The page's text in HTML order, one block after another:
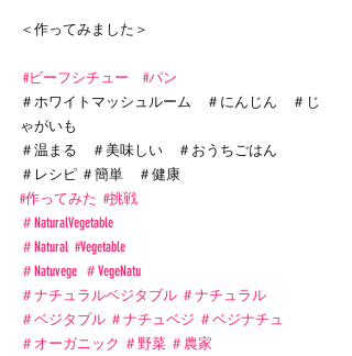
＜作ってみました＞
#ビーフシチュー
#パン
＃ホワイトマッシュルーム　＃にんじん　＃じ
ゃがいも
＃温まる　＃美味しい　＃おうちごはん
＃レシピ ＃簡単　＃健康
#作ってみた #挑戦
＃NaturalVegetable
＃Natural #Vegetable
＃Natuvege ＃VegeNatu
＃ナチュラルベジタブル ＃ナチュラル
＃ベジタブル ＃ナチュベジ ＃ベジナチュ
＃オーガニック ＃野菜 ＃農家